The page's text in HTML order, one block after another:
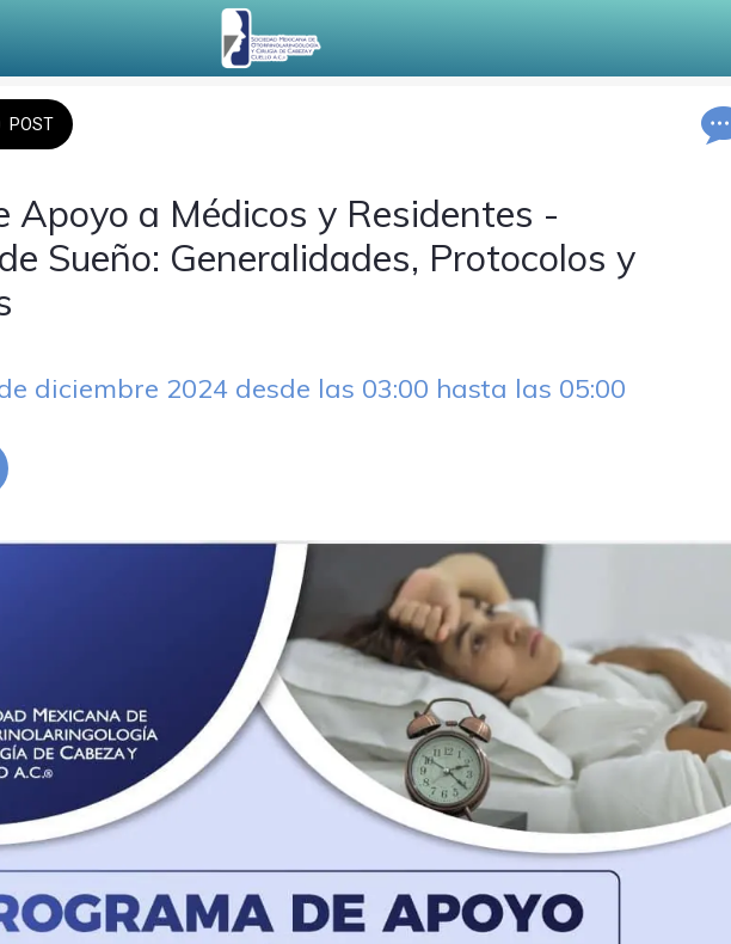
POST
Apoyo a Médicos y Residentes -
Sueño: Generalidades, Protocolos y
diciembre 2024 desde las 03:00 hasta las 05:00